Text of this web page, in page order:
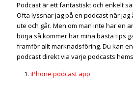
Podcast är ett fantastiskt och enkelt
Ofta lyssnar jag på en podcast när jag
ute och går. Men om man inte har en
börja så kommer här mina bästa tips
framför allt marknadsföring. Du kan
podcast direkt via varje podcasts
iPhone podcast app